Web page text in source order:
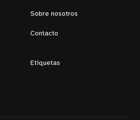
Sobre nosotros
Contacto
Etiquetas